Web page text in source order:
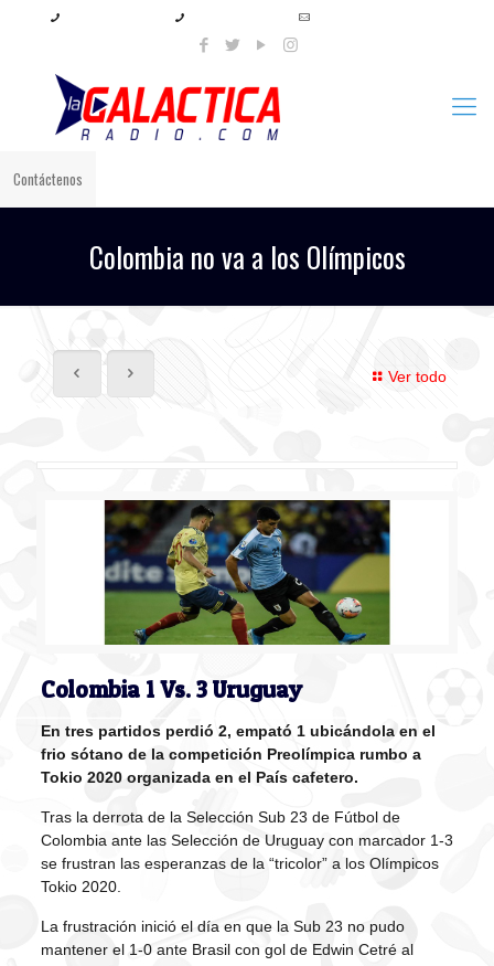
Contáctenos
Colombia no va a los Olímpicos
Ver todo
Colombia 1 Vs. 3 Uruguay
En tres partidos perdió 2, empató 1 ubicándola en el
frio sótano de la competición Preolímpica rumbo a
Tokio 2020 organizada en el País cafetero.
Tras la derrota de la Selección Sub 23 de Fútbol de
Colombia ante las Selección de Uruguay con marcador 1-3
se frustran las esperanzas de la “tricolor” a los Olímpicos
Tokio 2020.
La frustración inició el día en que la Sub 23 no pudo
mantener el 1-0 ante Brasil con gol de Edwin Cetré al